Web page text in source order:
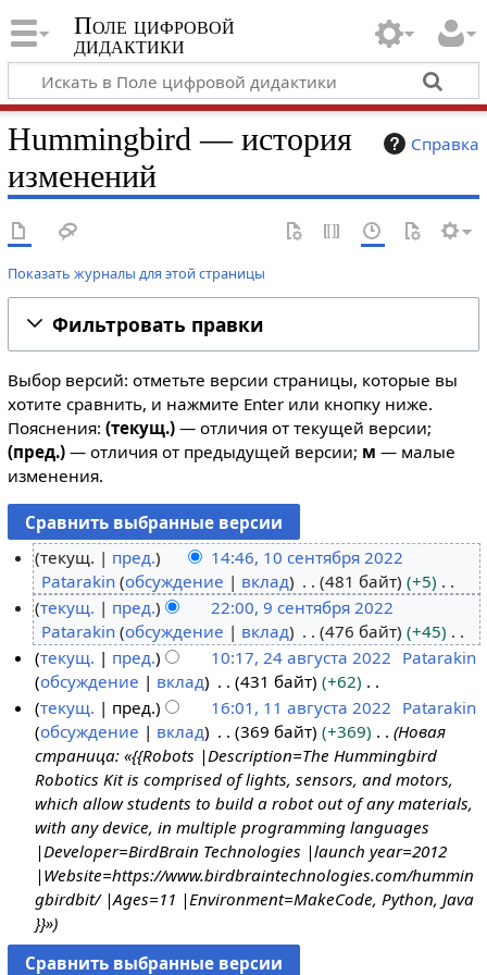
Поле цифровой
дидактики
Справка
Hummingbird — история
изменений
Показать журналы для этой страницы
Фильтровать правки
Выбор версий: отметьте версии страницы, которые вы
хотите сравнить, и нажмите Enter или кнопку ниже.
Пояснения: (текущ.)— отличия от текущей версии;
(пред.)— отличия от предыдущей версии; м — малые
изменения.
0
е
т
текущ. пред.
14:46, 10 сентября 2022
Patarakin обсуждение вклад 481 байт
+5
Н
е
т
о
п
и
с
а
н
и
я
п
р
а
в
к
с
н
текущ. пред.
22:00, 9 сентября 2022
Patarakin обсуждение вклад 476 байт
+45
Н
е
т
о
п
и
с
а
н
и
я
п
р
а
4
текущ. пред. 10:17, 24 августа 2022 Patarakin
обсуждение
вклад 431 байт
+62
Н
е
т
о
п
и
с
а
н
и
я
п
текущ. пред. 16:01, 11 августа 2022 Patarakin
обсуждение
вклад 369 байт +369
Новая
страница: «{{Robots |Description=The Hummingbird
Robotics Kit is comprised of lights, sensors, and motors,
which allow students to build a robot out of any materials,
with any device, in multiple programming languages
|Developer=BirdBrain Technologies |launch year=2012
|Website=https://www.birdbraintechnologies.com/hummin
gbirdbit/ |Ages=11 |Environment=MakeCode, Python, Java
}}»